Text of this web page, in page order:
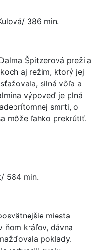
386 min.
Špitzerová prežila
aj režim, ktorý jej
silná vôľa a
výpoveď je plná
smrti, o
môže ľahko prekrútiť.
584 min.
miesta
ňom kráľov, dávna
poklady.